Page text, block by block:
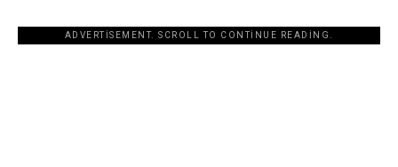
ADVERTISEMENT. SCROLL TO CONTINUE READING.